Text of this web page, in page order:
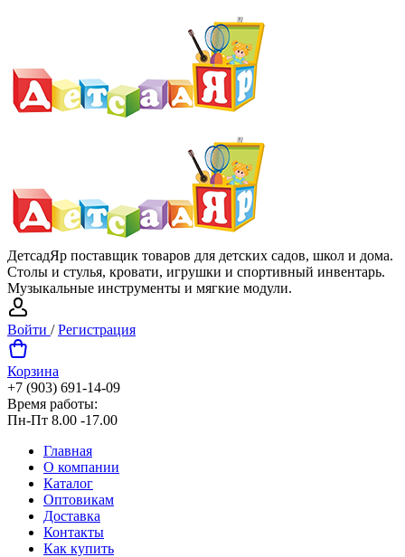
ДетсадЯр поставщик товаров для детских садов, школ и дома.
Столы и стулья, кровати, игрушки и спортивный инвентарь.
Музыкальные инструменты и мягкие модули.
Войти /Регистрация
Корзина
+7 (903) 691-14-09
Время работы:
Пн-Пт 8.00 -17.00
Главная
О компании
Каталог
Оптовикам
Доставка
Контакты
Как купить